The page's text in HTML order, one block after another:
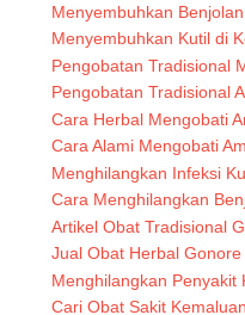
Menyembuhkan
Menyembuhkan Kutil di
Pengobatan Tradisional
Pengobatan Tradisional
Cara Herbal Mengobati
Cara Alami Mengobati
Menghilangkan Infeksi
Cara Menghilangkan
Artikel Obat Tradisional
Jual Obat Herbal Gonore
Menghilangkan Penyakit
Cari Obat Sakit